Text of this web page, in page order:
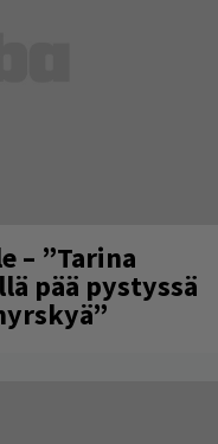
– ”Tarina
pää pystyssä